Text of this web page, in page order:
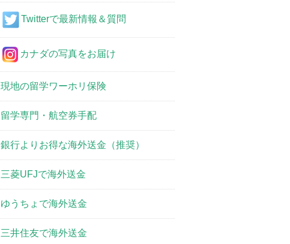
Twitterで最新情報＆質問
カナダの写真をお届け
現地の留学ワーホリ保険
留学専門・航空券手配
銀行よりお得な海外送金（推奨）
三菱UFJで海外送金
ゆうちょで海外送金
三井住友で海外送金